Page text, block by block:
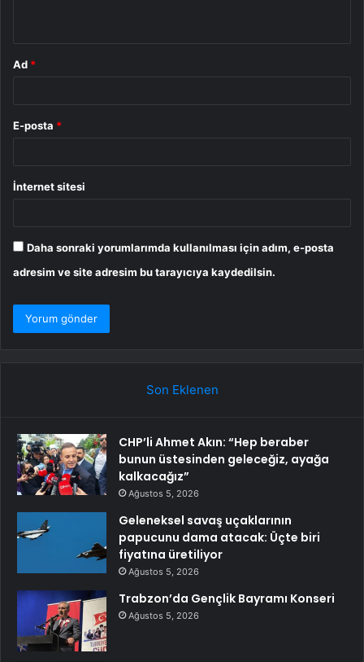
Ad *
E-posta *
İnternet sitesi
Daha sonraki yorumlarımda kullanılması için adım, e-posta
adresim ve site adresim bu tarayıcıya kaydedilsin.
Son Eklenen
CHP’li Ahmet Akın: “Hep beraber
bunun üstesinden geleceğiz, ayağa
kalkacağız”
Ağustos 5, 2026
Geleneksel savaş uçaklarının
papucunu dama atacak: Üçte biri
fiyatına üretiliyor
Ağustos 5, 2026
Trabzon’da Gençlik Bayramı Konseri
Ağustos 5, 2026